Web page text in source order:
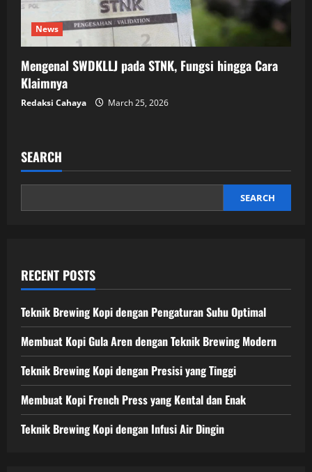
News
Mengenal SWDKLLJ pada STNK, Fungsi hingga Cara
Klaimnya
Redaksi Cahaya March 25, 2026
SEARCH
SEARCH
RECENT POSTS
Teknik Brewing Kopi dengan Pengaturan Suhu Optimal
Membuat Kopi Gula Aren dengan Teknik Brewing Modern
Teknik Brewing Kopi dengan Presisi yang Tinggi
Membuat Kopi French Press yang Kental dan Enak
Teknik Brewing Kopi dengan Infusi Air Dingin